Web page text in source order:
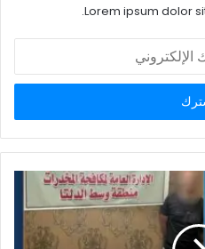
Lorem ipsum dolor